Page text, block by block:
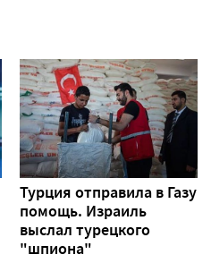
Турция отправила в Газу
помощь. Израиль
выслал турецкого
"шпиона"